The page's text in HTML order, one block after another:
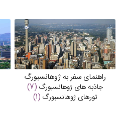
راهنمای سفر به ژوهانسبورگ
جاذبه های ژوهانسبورگ (7)
تورهای ژوهانسبورگ (1)